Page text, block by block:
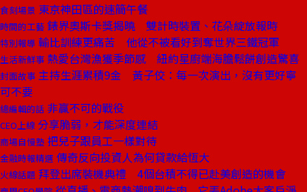
食刻場景 東京神田區的速簡午餐
時間的工藝 錶界奧斯卡獎揭曉 雙計時裝置、花朵綻放報時
特別報導 輸比訓練更痛苦 他從不被看好到奪世界三鐵冠軍
生活新鮮事 熱愛台灣漁獲季節感 紐約星廚端海膽鬆餅創造驚喜
封面故事 主持生涯累積9金 黃子佼：每一次演出，沒有更好寧
可不要
總編輯的話 非贏不可的戰役
CEO上線 分享脆弱，才能深度連結
商場自慢塾 把兒子跟員工一樣對待
金融時報精選 傳奇反向投資人為何貸款給恆大
火線話題 拜登出席裝機典禮 4個台積不得已赴美創造的機會